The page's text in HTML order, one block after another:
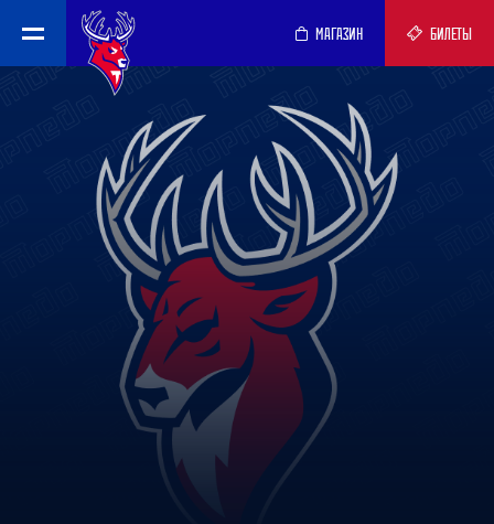
МАГАЗИН БИЛЕТЫ